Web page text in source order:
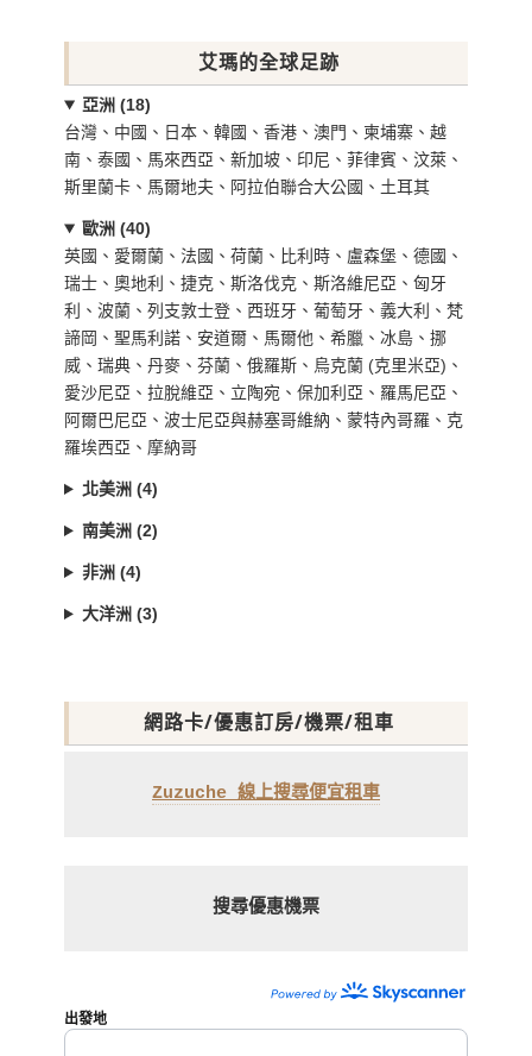
艾瑪的全球足跡
亞洲 (18)
台灣、中國、日本、韓國、香港、澳門、柬埔寨、越
南、泰國、馬來西亞、新加坡、印尼、菲律賓、汶萊、
斯里蘭卡、馬爾地夫、阿拉伯聯合大公國、土耳其
歐洲 (40)
英國、愛爾蘭、法國、荷蘭、比利時、盧森堡、德國、
瑞士、奧地利、捷克、斯洛伐克、斯洛維尼亞、匈牙
利、波蘭、列支敦士登、西班牙、葡萄牙、義大利、梵
諦岡、聖馬利諾、安道爾、馬爾他、希臘、冰島、挪
威、瑞典、丹麥、芬蘭、俄羅斯、烏克蘭 (克里米亞)、
愛沙尼亞、拉脫維亞、立陶宛、保加利亞、羅馬尼亞、
阿爾巴尼亞、波士尼亞與赫塞哥維納、蒙特內哥羅、克
羅埃西亞、摩納哥
北美洲 (4)
南美洲 (2)
非洲 (4)
大洋洲 (3)
網路卡/優惠訂房/機票/租車
Zuzuche 線上搜尋便宜租車
搜尋優惠機票